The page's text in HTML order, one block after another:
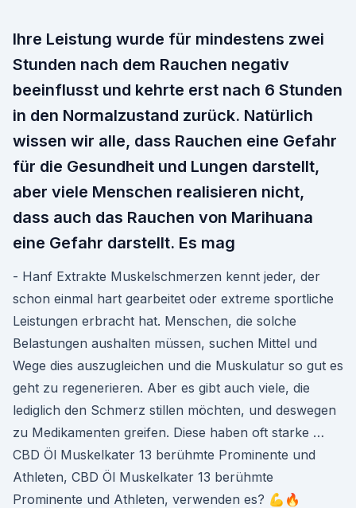
Ihre Leistung wurde für mindestens zwei
Stunden nach dem Rauchen negativ
beeinflusst und kehrte erst nach 6 Stunden
in den Normalzustand zurück. Natürlich
wissen wir alle, dass Rauchen eine Gefahr
für die Gesundheit und Lungen darstellt,
aber viele Menschen realisieren nicht,
dass auch das Rauchen von Marihuana
eine Gefahr darstellt. Es mag
- Hanf Extrakte Muskelschmerzen kennt jeder, der
schon einmal hart gearbeitet oder extreme sportliche
Leistungen erbracht hat. Menschen, die solche
Belastungen aushalten müssen, suchen Mittel und
Wege dies auszugleichen und die Muskulatur so gut es
geht zu regenerieren. Aber es gibt auch viele, die
lediglich den Schmerz stillen möchten, und deswegen
zu Medikamenten greifen. Diese haben oft starke … ️
CBD Öl Muskelkater 13 berühmte Prominente und
Athleten, CBD Öl Muskelkater 13 berühmte
Prominente und Athleten, verwenden es? 💪🔥